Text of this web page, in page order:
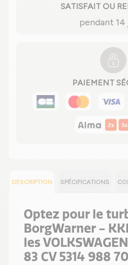
SATISFAIT OU
pendant 14
PAIEMENT
DESCRIPTION SPÉCIFICATIONS
Optez pour le
BorgWarner -
les
83 CV 5314 988